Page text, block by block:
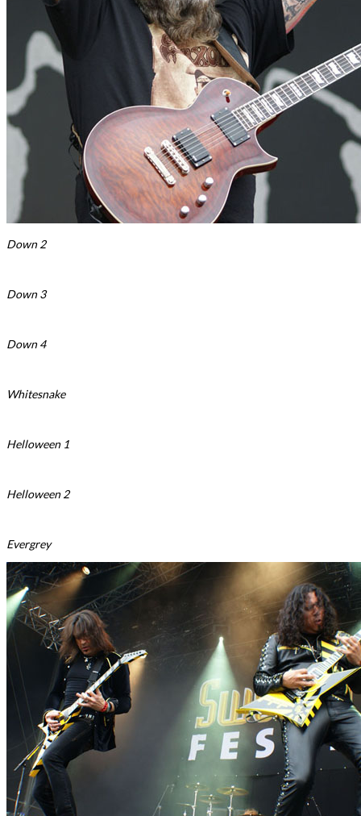
Down 2
Down 3
Down 4
Whitesnake
Helloween 1
Helloween 2
Evergrey